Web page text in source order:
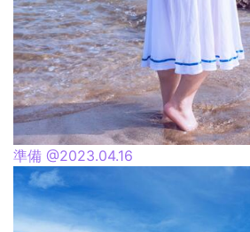
準備 @2023.04.16